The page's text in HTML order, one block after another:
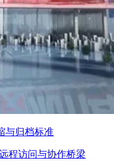
与归档标准
程访问与协作桥梁